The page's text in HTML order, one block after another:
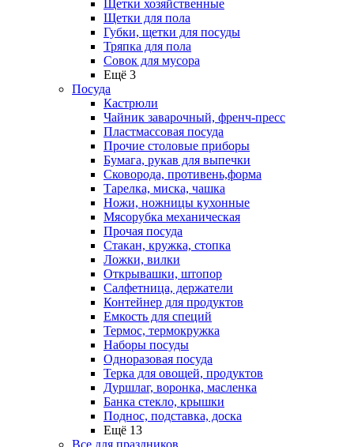
Щетки хозяйственные
Щетки для пола
Губки, щетки для посуды
Тряпка для пола
Совок для мусора
Ещё 3
Посуда
Кастрюли
Чайник заварочный, френч-пресс
Пластмассовая посуда
Прочие столовые приборы
Бумага, рукав для выпечки
Сковорода, противень,форма
Тарелка, миска, чашка
Ножи, ножницы кухонные
Мясорубка механическая
Прочая посуда
Стакан, кружка, стопка
Ложки, вилки
Открывашки, штопор
Салфетница, держатели
Контейнер для продуктов
Емкость для специй
Термос, термокружка
Наборы посуды
Одноразовая посуда
Терка для овощей, продуктов
Дуршлаг, воронка, масленка
Банка стекло, крышки
Поднос, подставка, доска
Ещё 13
Все для праздников